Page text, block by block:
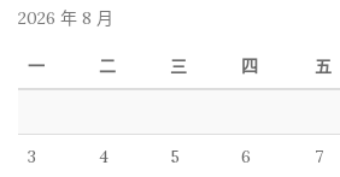
2026 年 8 月
一 二 三 四 五
3 4 5 6 7